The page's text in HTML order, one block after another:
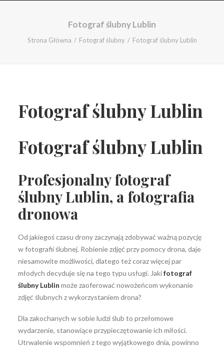
Wyszukiwanie
Fotograf ślubny Lublin
Strona Główna Fotograf ślubny Fotograf ślubny Lublin
Fotograf ślubny Lublin
Fotograf ślubny Lublin
Profesjonalny fotograf
ślubny Lublin, a fotografia
dronowa
Od jakiegoś czasu drony zaczynają zdobywać ważną pozycję
w fotografii ślubnej. Robienie zdjęć przy pomocy drona, daje
niesamowite możliwości, dlatego też coraz więcej par
młodych decyduje się na tego typu usługi. Jakifotograf
ślubny Lublin może zaoferować nowożeńcom wykonanie
zdjęć ślubnych z wykorzystaniem drona?
Dla zakochanych w sobie ludzi ślub to przełomowe
wydarzenie, stanowiące przypieczętowanie ich miłości.
Utrwalenie wspomnień z tego wyjątkowego dnia, powinno